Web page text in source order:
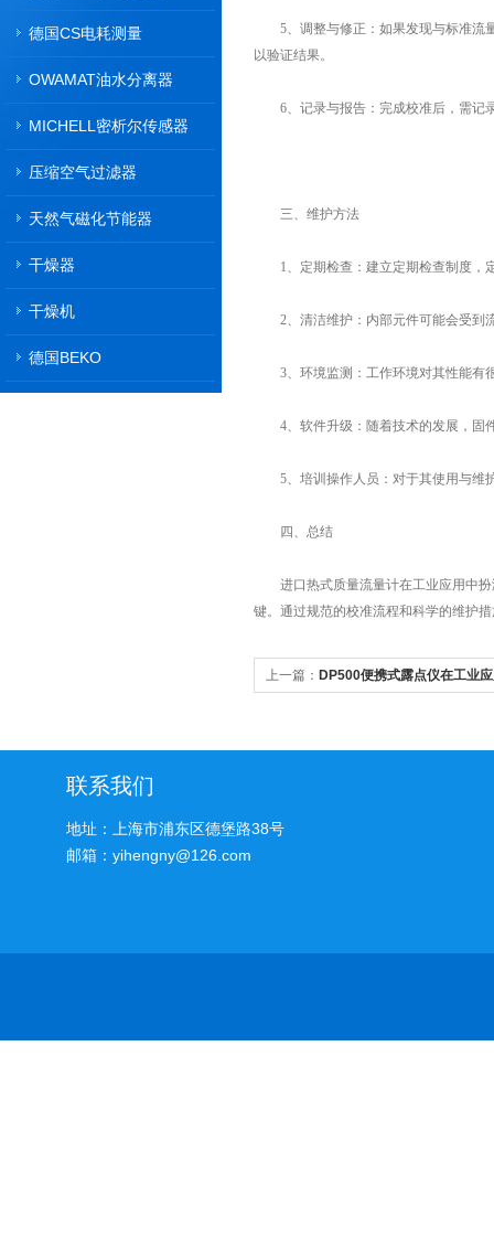
德国CS电耗测量
OWAMAT油水分离器
MICHELL密析尔传感器
压缩空气过滤器
天然气磁化节能器
干燥器
干燥机
德国BEKO
5、调整与修正：如果发现与标准流量
以验证结果。
6、记录与报告：完成校准后，需记录
三、维护方法
1、定期检查：建立定期检查制度，定
2、清洁维护：内部元件可能会受到流
3、环境监测：工作环境对其性能有很
4、软件升级：随着技术的发展，固件
5、培训操作人员：对于其使用与维护
四、总结
进口热式质量流量计在工业应用中扮
键。通过规范的校准流程和科学的维护
上一篇： DP500便携式露点仪在工业
联系我们
地址：上海市浦东区德堡路38号
邮箱：yihengny@126.com